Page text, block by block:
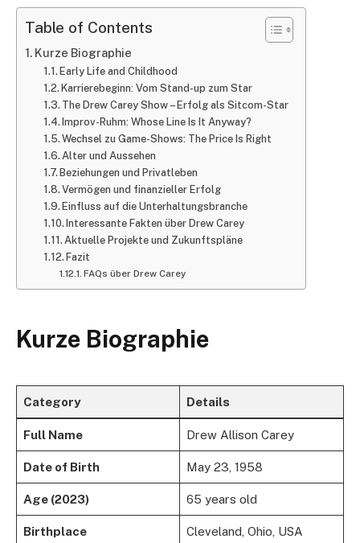
Table of Contents
Kurze Biographie
Early Life and Childhood
Karrierebeginn: Vom Stand-up zum Star
The Drew Carey Show – Erfolg als Sitcom-Star
Improv-Ruhm: Whose Line Is It Anyway?
Wechsel zu Game-Shows: The Price Is Right
Alter und Aussehen
Beziehungen und Privatleben
Vermögen und finanzieller Erfolg
Einfluss auf die Unterhaltungsbranche
Interessante Fakten über Drew Carey
Aktuelle Projekte und Zukunftspläne
Fazit
FAQs über Drew Carey
Kurze Biographie
Category Details
Full Name Drew Allison Carey
Date of Birth May 23, 1958
Age (2023) 65 years old
Birthplace Cleveland, Ohio, USA